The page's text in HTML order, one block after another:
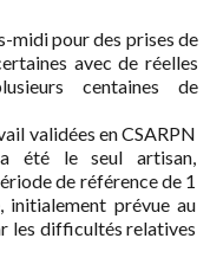
midi pour des prises de
avec de réelles
centaines de
validées en CSARPN
été le seul artisan,
de référence de 1
prévue au
les difficultés relatives